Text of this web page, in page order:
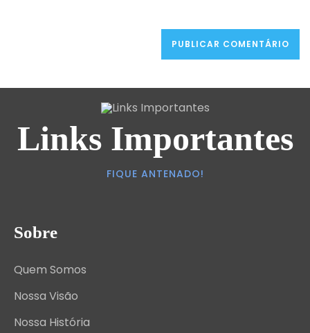
Links Importantes
FIQUE ANTENADO!
Sobre
Quem Somos
Nossa Visão
Nossa História